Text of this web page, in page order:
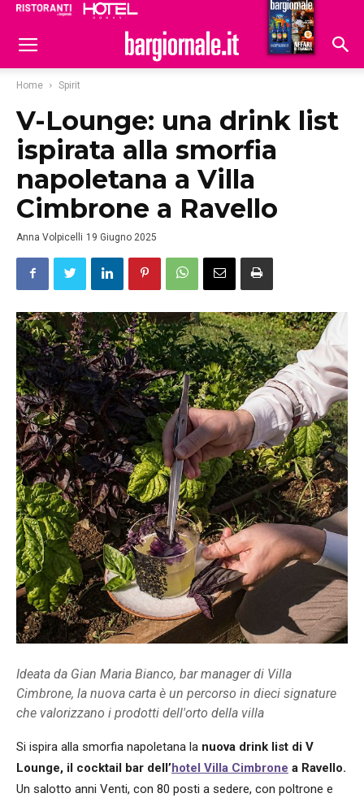
Hoteldomani
Home Spirit
V-Lounge: una drink list
ispirata alla smorfia
napoletana a Villa
Cimbrone a Ravello
Anna Volpicelli 19 Giugno 2025
Ideata da Gian Maria Bianco, bar manager di Villa
Cimbrone, la nuova carta è un percorso in dieci signature
che valorizzano i prodotti dell'orto della villa
Si ispira alla smorfia napoletana la nuova drink list di V
Lounge, il cocktail bar dell’hotel Villa Cimbrone a Ravello.
Un salotto anni Venti, con 80 posti a sedere, con poltrone e